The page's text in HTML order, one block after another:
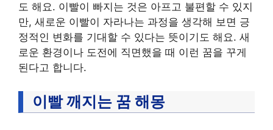
도 해요. 이빨이 빠지는 것은 아프고 불편할 수 있지
만, 새로운 이빨이 자라나는 과정을 생각해 보면 긍
정적인 변화를 기대할 수 있다는 뜻이기도 해요. 새
로운 환경이나 도전에 직면했을 때 이런 꿈을 꾸게
된다고 합니다.
이빨 깨지는 꿈 해몽